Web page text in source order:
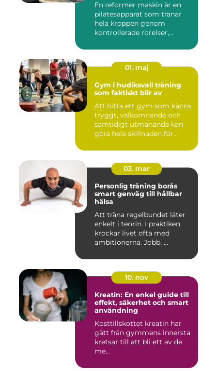
En reformer maskin är en
pilatesapparat som tränar
hela kroppen genom
kontrollerade rörelser,
01. maj
Gym i hudiksvall träning
som faktiskt blir av
Att hitta ett gym som känns
tryggt, välkomnande och
samtidigt utmanande kan
göra hela skillnaden för...
03. mar
Personlig träning borås
smart genväg till hållbar
hälsa
Att träna regelbundet låter
enkelt i teorin. I praktiken
krockar livet ofta med
ambitionerna. Jobb, ...
10. nov
Kreatin: En enkel guide till
effekt, säkerhet och smart
användning
Kosttillskottet kreatin har
gått från gymmens innersta
kretsar till att bli ett av de
me...